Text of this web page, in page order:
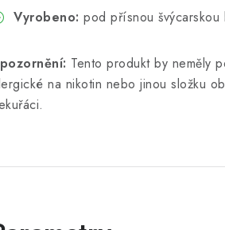
Vyrobeno: pod přísnou švýcarskou
Tento produkt by neměly
na nikotin nebo jinou složku